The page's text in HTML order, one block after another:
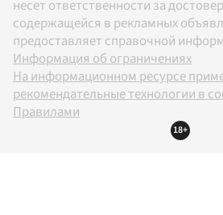
несет ответственности за
содержащейся в рекламных
предоставляет справочной
Информация об ограничениях
На информационном ресурсе
рекомендательные технологии в
Правилами
18+